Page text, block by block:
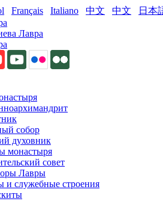
Français Italiano 中文 中文 日本
собор
духовник
монастыря
совет
Лавры
и служебные строения